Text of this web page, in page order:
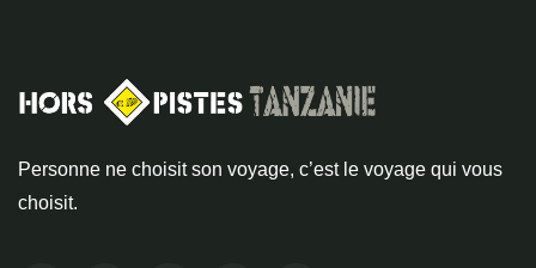
Personne ne choisit son voyage, c’est le voyage qui vous
choisit.